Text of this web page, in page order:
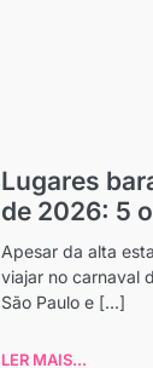
Lugares
de 2026: 5
Apesar da alta
viajar no carnaval
São Paulo e [...]
LER MAIS...